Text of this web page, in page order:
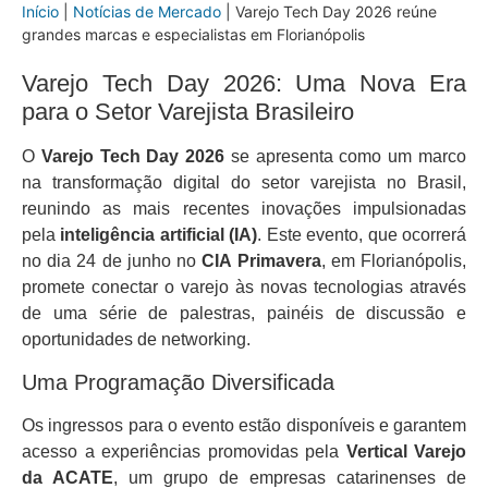
Início Notícias de Mercado
Varejo Tech Day 2026 reúne
grandes marcas e especialistas em Florianópolis
Varejo Tech Day 2026: Uma Nova Era
para o Setor Varejista Brasileiro
O Varejo Tech Day 2026 se apresenta como um marco
na transformação digital do setor varejista no Brasil,
reunindo as mais recentes inovações impulsionadas
pela inteligência artificial (IA). Este evento, que ocorrerá
no dia 24 de junho noCIA Primavera, em Florianópolis,
promete conectar o varejo às novas tecnologias através
de uma série de palestras, painéis de discussão e
oportunidades de networking.
Uma Programação Diversificada
Os ingressos para o evento estão disponíveis e garantem
acesso a experiências promovidas pela Vertical Varejo
da ACATE, um grupo de empresas catarinenses de